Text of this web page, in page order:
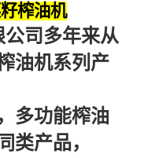
榨油机
司多年来从
油机系列产
多功能榨油
类产品，